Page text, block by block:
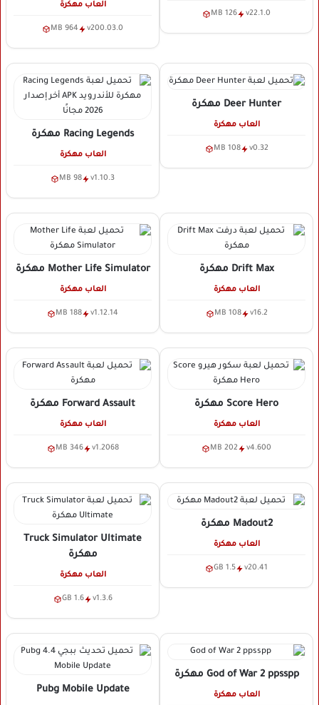
v22.1.0
126 MB
العاب مهكرة
v200.03.0
964 MB
Deer Hunter مهكرة
العاب مهكرة
v0.32
108 MB
Racing Legends مهكرة
العاب مهكرة
v1.10.3
98 MB
Drift Max مهكرة
العاب مهكرة
v16.2
108 MB
Mother Life Simulator مهكرة
العاب مهكرة
v1.12.14
188 MB
Score Hero مهكرة
العاب مهكرة
v4.600
202 MB
Forward Assault مهكرة
العاب مهكرة
v1.2068
346 MB
Madout2 مهكرة
العاب مهكرة
v20.41
1.5 GB
Truck Simulator Ultimate
مهكرة
العاب مهكرة
v1.3.6
1.6 GB
God of War 2 ppsspp مهكرة
العاب مهكرة Pubg Mobile Update